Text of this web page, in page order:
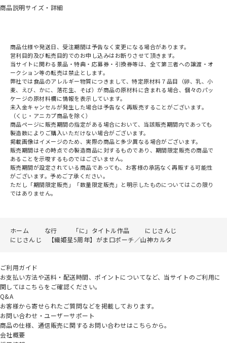
商品説明サイズ・詳細
商品仕様や発送日、受注期間は予告なく変更になる場合があります。
営利目的及び転売目的でのお申し込みはお断りさせて頂きます。
当サイトに関わる景品・特典・応募券・引換券等は、全て第三者への譲渡・オ
ークション等の転売は禁止とします。
弊社では食品のアレルギー物質につきまして、特定原材料７品目（卵、乳、小
麦、えび、かに、落花生、そば）が商品の原材料に含まれる場合、個々のパッ
ケージの原材料欄に情報を表示しています。
未入金キャンセルが発生した場合は予告なく再販売することがございます。
（くじ・アニカプ商品を除く）
商品ページに販売期間の指定がある場合において、当該販売期間内であっても
製造数によりご購入いただけない場合がございます。
掲載画像はイメージのため、実際の商品と多少異なる場合がございます。
販売期間はその時点での製造商品に対するものであり、期間限定販売の商品で
あることを示唆するものではございません。
販売期間が設定されている商品であっても、お客様の承諾なく再販する可能性
がございます。予めご了承ください。
ただし「期間限定販売」「数量限定販売」と明示したものについてはこの限り
ではありません。
ホーム な行 「に」タイトル作品
にじさんじ
にじさんじ 【織姫星5周年】がま口ポーチ／山神カルタ
ご利用ガイド
お支払い方法や送料・配送時間、ポイントについてなど、当サイトのご利用に
関してはこちらをご確認ください。
Q&A
お客様から寄せられたご質問などを掲載しております。
お問い合わせ・ユーザーサポート
商品の仕様、通信販売に関するお問い合わせはこちらから。
会社概要